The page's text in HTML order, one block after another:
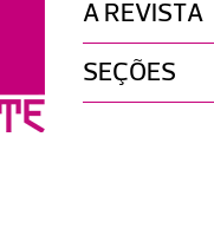
A REVISTA
SEÇÕES